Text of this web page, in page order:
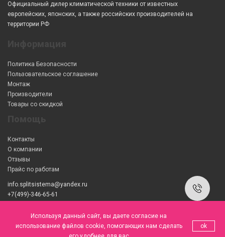
Официальный дилер климатической техники от известных
европейских, японских, а также российских производителей на
территории РФ
Политика Безопасности
Пользовательское соглашение
Монтаж
Производители
Товары со скидкой
Контакты
О компании
Отзывы
Прайс по работам
info.splitsistema@yandex.ru
+7(499)-346-65-61
Используя данный сайт, вы даете согласие на
использование файлов cookie, помогающих нам сделать
ok